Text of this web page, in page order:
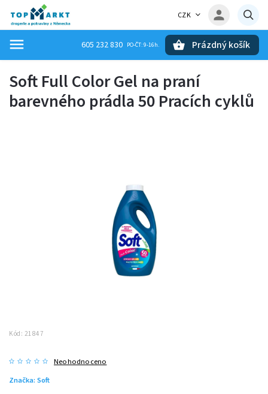
CZK
605 232 830 Prázdný košík
Soft Full Color Gel na praní
barevného prádla 50 Pracích cyklů
Kód: 21847
Neohodnoceno
Značka: Soft